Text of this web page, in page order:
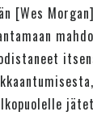
[Wes